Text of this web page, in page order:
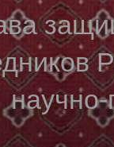
научно-